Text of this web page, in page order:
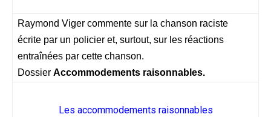
Raymond Viger commente sur la chanson raciste
écrite par un policier et, surtout, sur les réactions
entraînées par cette chanson.
Dossier Accommodements raisonnables.
Les accommodements raisonnables